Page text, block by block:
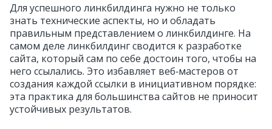
Для успешного линкбилдинга нужно не только
знать технические аспекты, но и обладать
правильным представлением о линкбилдинге. На
самом деле линкбилдинг сводится к разработке
сайта, который сам по себе достоин того, чтобы на
него ссылались. Это избавляет веб‑мастеров от
создания каждой ссылки в инициативном порядке:
эта практика для большинства сайтов не приносит
устойчивых результатов.